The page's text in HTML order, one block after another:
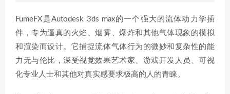
FumeFX是Autodesk 3ds max的一个强大的流体动力学插
件，专为逼真的火焰、烟雾、爆炸和其他气体现象的模拟
和渲染而设计。它捕捉流体气体行为的微妙和复杂性的能
力无与伦比，深受视觉效果艺术家、游戏开发人员、可视
化专业人士和其他对真实感要求极高的人的青睐。